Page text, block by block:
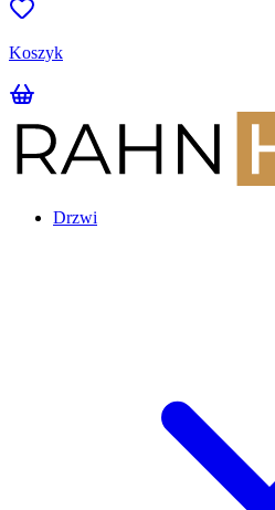
Koszyk
Drzwi